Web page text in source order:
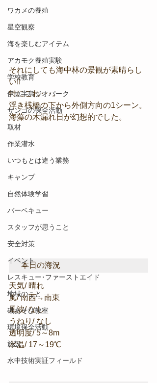
ワカメの養殖
星空観察
海を楽しむアイテム
アカモク養殖実験
学校教育
伊豆半島ジオパーク
サンゴの保全活動
取材
作業潜水
いつもとは違う業務
キャンプ
自然体験学習
バーベキュー
スタッフが思うこと
安全対策
イベント
レスキュー･ファーストエイド
地域のこと
磯あそび教室
環境保全活動
施設
水中技術実証フィールド
それにしても海中林の景観が素晴らし
い!!
特にこれ･･･。
浮き桟橋の下から外側方向の1シーン。
海藻の木漏れ日が幻想的でした。
本日の海況
天気/ 晴れ
風/ 南西→南東
風波/ なし
うねり/ なし
透明度/ 5～8m
水温/ 17～19℃